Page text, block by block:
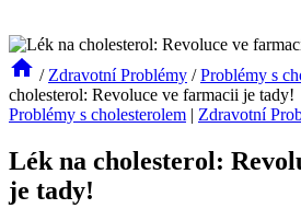
/ Zdravotní Problémy / Problémy s
cholesterol: Revoluce ve farmacii je tady!
Problémy s cholesterolem | Zdravotní
Lék na cholesterol:
je tady!